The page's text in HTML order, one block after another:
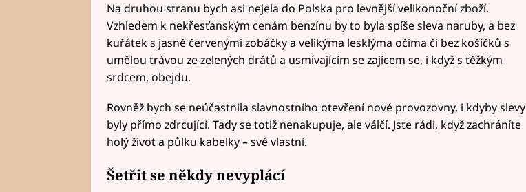
Na druhou stranu bych asi nejela do Polska pro levnější velikonoční zboží.
Vzhledem k nekřesťanským cenám benzínu by to byla spíše sleva naruby, a bez
kuřátek s jasně červenými zobáčky a velikýma lesklýma očima či bez košíčků s
umělou trávou ze zelených drátů a usmívajícím se zajícem se, i když s těžkým
srdcem, obejdu.
Rovněž bych se neúčastnila slavnostního otevření nové provozovny, i kdyby slevy
byly přímo zdrcující. Tady se totiž nenakupuje, ale válčí. Jste rádi, když zachráníte
holý život a půlku kabelky – své vlastní.
Šetřit se někdy nevyplácí